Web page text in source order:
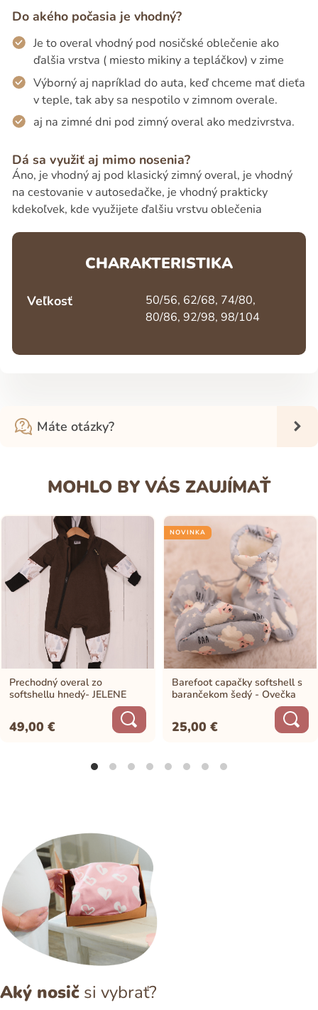
Do akého počasia je vhodný?
Je to overal vhodný pod nosičské oblečenie ako
ďalšia vrstva ( miesto mikiny a tepláčkov) v zime
Výborný aj napríklad do auta, keď chceme mať dieťa
v teple, tak aby sa nespotilo v zimnom overale.
aj na zimné dni pod zimný overal ako medzivrstva.
Dá sa využiť aj mimo nosenia?
Áno, je vhodný aj pod klasický zimný overal, je vhodný
na cestovanie v autosedačke, je vhodný prakticky
kdekoľvek, kde využijete ďalšiu vrstvu oblečenia
CHARAKTERISTIKA
Veľkosť
50/56, 62/68, 74/80,
80/86, 92/98, 98/104
Máte otázky?
MOHLO BY VÁS ZAUJÍMAŤ
Prechodný overal zo
softshellu hnedý- JELENE
49,00€
NOVINKA
Barefoot capačky softshell s
barančekom šedý - Ovečka
25,00€
Aký nosič si vybrať?